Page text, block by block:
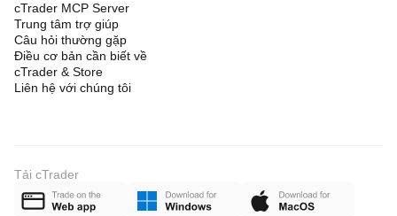
cTrader MCP Server
Trung tâm trợ giúp
Câu hỏi thường gặp
Điều cơ bản cần biết về
cTrader & Store
Liên hệ với chúng tôi
Tải cTrader